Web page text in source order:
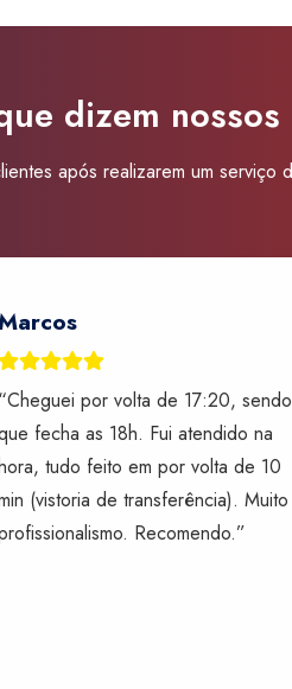
dizem
após realizarem um serviço
“Cheguei por volta de 17:20, sendo
fecha as 18h. Fui atendido na
tudo feito em por volta de 10
(vistoria de transferência). Muito
Recomendo.”